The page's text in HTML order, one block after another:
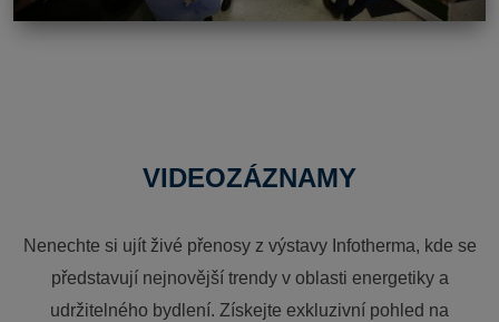
VIDEOZÁZNAMY
Nenechte si ujít živé přenosy z výstavy Infotherma, kde se
představují nejnovější trendy v oblasti energetiky a
udržitelného bydlení. Získejte exkluzivní pohled na